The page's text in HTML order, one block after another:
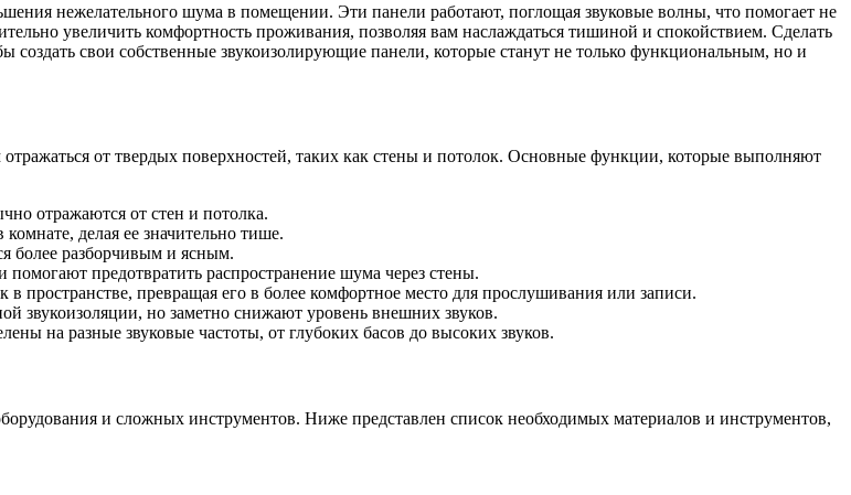
нежелательного шума в помещении. Эти панели работают, поглощая звуковые волны, что помогает не
увеличить комфортность проживания, позволяя вам наслаждаться тишиной и спокойствием. Сделать
свои собственные звукоизолирующие панели, которые станут не только функциональным, но и
от твердых поверхностей, таких как стены и потолок. Основные функции, которые выполняют
отражаются от стен и потолка.
делая ее значительно тише.
более разборчивым и ясным.
предотвратить распространение шума через стены.
пространстве, превращая его в более комфортное место для прослушивания или записи.
но заметно снижают уровень внешних звуков.
на разные звуковые частоты, от глубоких басов до высоких звуков.
и сложных инструментов. Ниже представлен список необходимых материалов и инструментов,